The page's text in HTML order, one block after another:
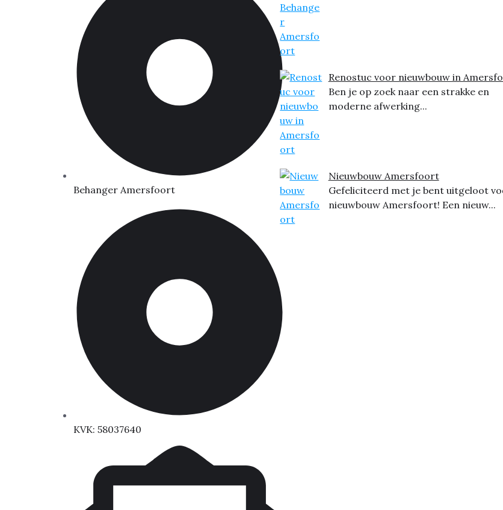
Behanger Amersfoort
KVK: 58037640
Renostuc voor nieuwbouw in
Ben je op zoek naar een strakke en
moderne afwerking...
Nieuwbouw Amersfoort
Gefeliciteerd met je bent uitgeloot
nieuwbouw Amersfoort! Een nieuw...